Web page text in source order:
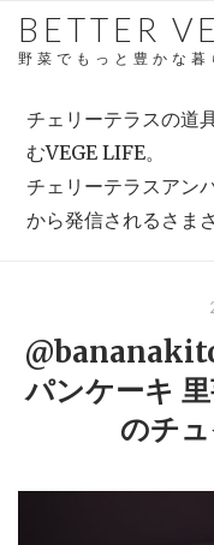
SkipBETTER
野菜でもっと豊かな暮
チェリーテラスの道
むVEGE LIFE。
チェリーテラスアン
から発信されるさま
パンケーキ
のチュ